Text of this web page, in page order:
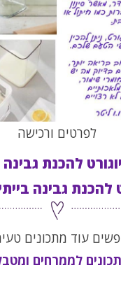
לפרטים ורכישה
להכנת גבינה
גבינה בייתית
עוד מתכונים
לממרחים